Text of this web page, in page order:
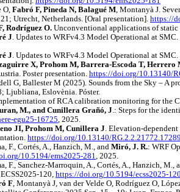
O, Fabró F, Pineda N, Balagué M, Montanyà J.
Utrecht, Netherlands. [Oral presentation]. https://
Rodríguez O.Unconventional applications of static
J. Updates to WRFv4.3 Model Operational at
J. Updates to WRFv4.3 Model Operational at
X, Prohom M, Barrera-Escoda T, Herrero
Poster presentation. https://doi.org/10.13140/
G, Ballester M (2025). Sounds from the Sky – A
Ljubliana, Eslovènia. Póster.
of RCA calibration monitoring for the
M., and Cunillera Grañó, J.: Steps for the
egu25-16725, 2025.
JI, Prohom M, Cunillera J. Elevation-
https://doi.org/10.13140/RG.2.2.21772.17289
F., Cortés, A., Hanzich, M., and Miró, J. R.: WRF
10.5194/ems2025-281, 2025.
F., Sanchez-Marroquin, A., Cortés, A., Hanzich, M.,
120, https://doi.org/10.5194/ecss2025-120
F, Montanyà J, van der Velde O, Rodríguez O,